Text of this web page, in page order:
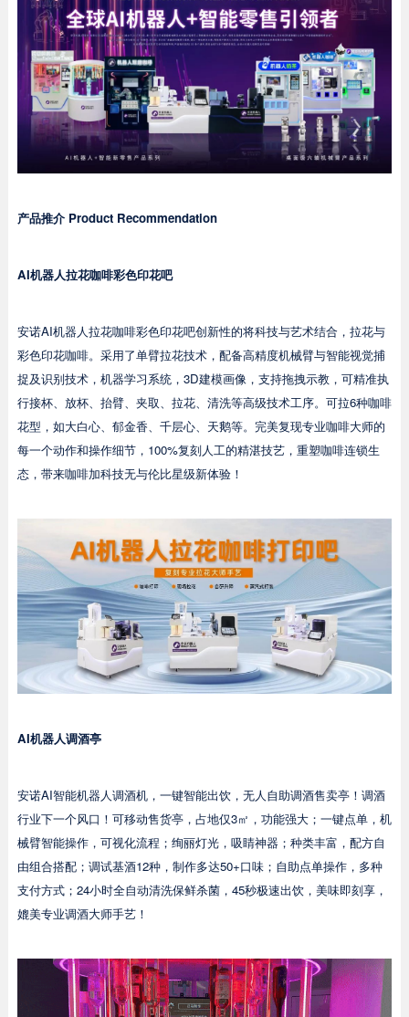
产品推介 Product Recommendation
AI机器人拉花咖啡彩色印花吧
安诺AI机器人拉花咖啡彩色印花吧创新性的将科技与艺术结合，拉花与
彩色印花咖啡。采用了单臂拉花技术，配备高精度机械臂与智能视觉捕
捉及识别技术，机器学习系统，3D建模画像，支持拖拽示教，可精准执
行接杯、放杯、抬臂、夹取、拉花、清洗等高级技术工序。可拉6种咖啡
花型，如大白心、郁金香、千层心、天鹅等。完美复现专业咖啡大师的
每一个动作和操作细节，100%复刻人工的精湛技艺，重塑咖啡连锁生
态，带来咖啡加科技无与伦比星级新体验！
AI机器人调酒亭
安诺AI智能机器人调酒机，一键智能出饮，无人自助调酒售卖亭！调酒
行业下一个风口！可移动售货亭，占地仅3㎡，功能强大；一键点单，机
械臂智能操作，可视化流程；绚丽灯光，吸睛神器；种类丰富，配方自
由组合搭配；调试基酒12种，制作多达50+口味；自助点单操作，多种
支付方式；24小时全自动清洗保鲜杀菌，45秒极速出饮，美味即刻享，
媲美专业调酒大师手艺！